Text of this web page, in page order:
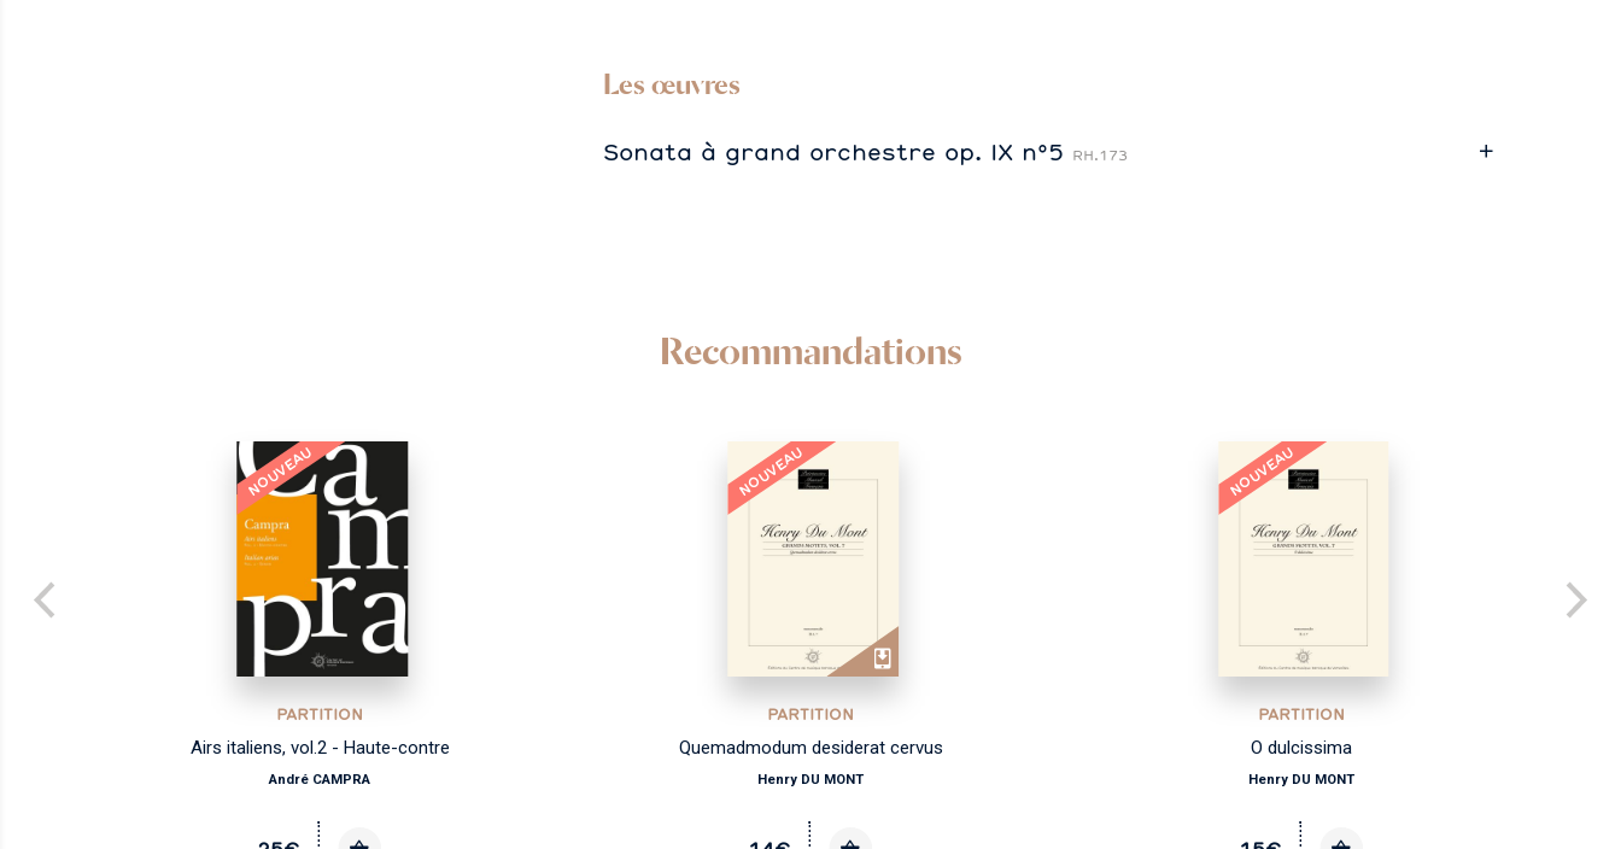
Les œuvres
Sonata à grand orchestre op. IX n°5 RH.173
Recommandations
NOUVEAU
PARTITION
Airs italiens, vol.2 - Haute-contre
André CAMPRA
NOUVEAU
PARTITION
Quemadmodum desiderat cervus
Henry DU MONT
NOUVEAU
PARTITION
O dulcissima
Henry DU MONT